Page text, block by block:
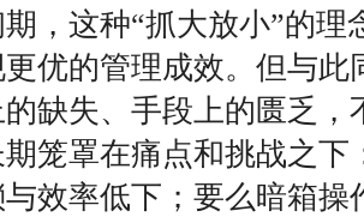
，这种“抓大放小”的理
优的管理成效。但与此
缺失、手段上的匮乏，
笼罩在痛点和挑战之下
效率低下；要么暗箱操